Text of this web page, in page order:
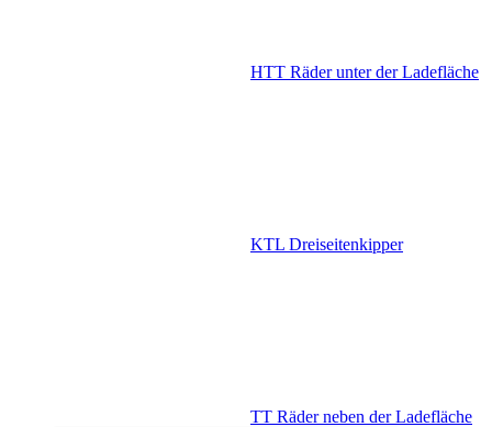
HTT Räder unter der Ladefläche
KTL Dreiseitenkipper
TT Räder neben der Ladefläche